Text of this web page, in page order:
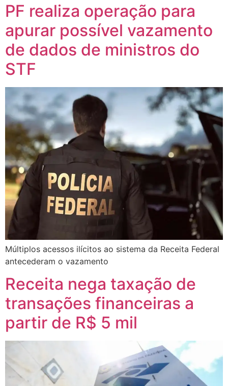
PF realiza operação para
apurar possível vazamento
de dados de ministros do
STF
Múltiplos acessos ilícitos ao sistema da Receita Federal
antecederam o vazamento
Receita nega taxação de
transações financeiras a
partir de R$ 5 mil